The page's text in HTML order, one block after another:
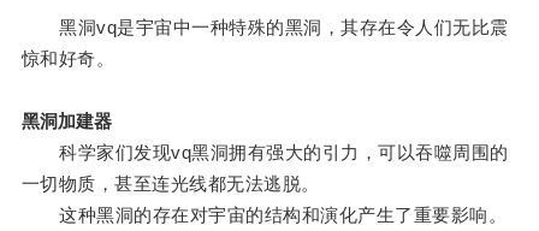
黑洞vq是宇宙中一种特殊的黑洞，其存在令人们无比震
惊和好奇。
黑洞加建器
科学家们发现vq黑洞拥有强大的引力，可以吞噬周围的
一切物质，甚至连光线都无法逃脱。
这种黑洞的存在对宇宙的结构和演化产生了重要影响。